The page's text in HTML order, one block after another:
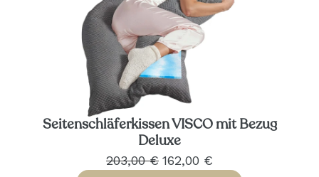
Seitenschläferkissen VISCO mit Bezug
Deluxe
203,00 € 162,00 €